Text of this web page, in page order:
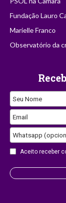
Fundação Lauro
Marielle Franco
Observatório da
Seu Nome
Email
Whatsapp
Company
Aceito receber